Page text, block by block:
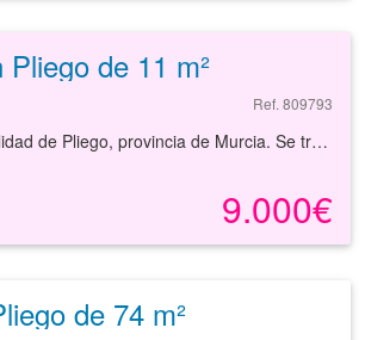
de 11 m²
Ref. 809793
Plaza de garaje en venta con una superficie de 11 m² situada en la localidad de Pliego, provincia de Murcia. Se trata de una plaza de garaje con una superficie aproximada de 11 m², situada en la planta sótano de un edificio construido en 2008, de fácil acceso desde el exterior y buena maniobrabilidad en el interior. La localidad está bien comunicada por carretera, mediante los accesos viarios RM-515 y C-5. La zona dispone de equipamiento variado, centro educativo, pabellón de deportes, piscina municipal, instituto, etc. Podrá encontrar el garaje que necesita. Empiece ahora mismo pidiendo más información. Un responsable cercano a usted le atenderá personalmente.
9.000€
de 74 m²